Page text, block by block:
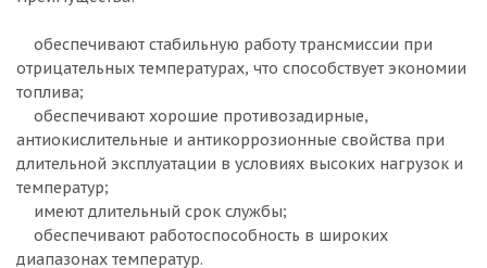
обеспечивают стабильную работу трансмиссии при
отрицательных температурах, что способствует экономии
топлива;
обеспечивают хорошие противозадирные,
антиокислительные и антикоррозионные свойства при
длительной эксплуатации в условиях высоких нагрузок и
температур;
имеют длительный срок службы;
обеспечивают работоспособность в широких
диапазонах температур.